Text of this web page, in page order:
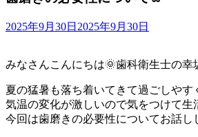
2025年9月30日 2025年9月30日
みなさんこんにちは🌞歯科衛生士の幸
夏の猛暑も落ち着いてきて過ごしやす
気温の変化が激しいので気をつけて生
今回は歯磨きの必要性についてお話し